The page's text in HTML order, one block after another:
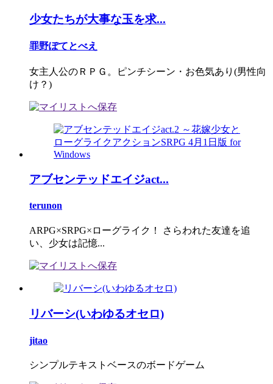
少女たちが大事な玉を求...
罪野ぽてとべえ
女主人公のＲＰＧ。ピンチシーン・お色気あり(男性向
け？)
アブセンテッドエイジact...
terunon
ARPG×SRPG×ローグライク！ さらわれた友達を追
い、少女は記憶...
リバーシ(いわゆるオセロ)
jitao
シンプルテキストベースのボードゲーム